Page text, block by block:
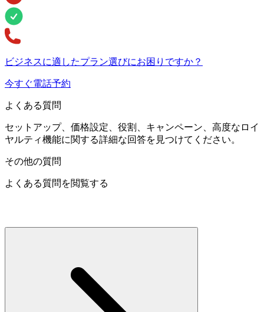
ビジネスに適したプラン選びにお困りですか？
今すぐ電話予約
よくある質問
セットアップ、価格設定、役割、キャンペーン、高度なロイ
ヤルティ機能に関する詳細な回答を見つけてください。
その他の質問
よくある質問を閲覧する